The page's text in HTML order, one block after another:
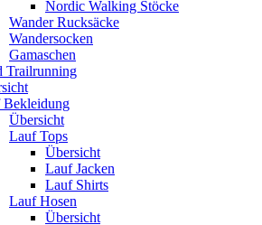
Nordic Walking Stöcke
Wander Rucksäcke
Wandersocken
Gamaschen
Trailrunning
Übersicht
Lauf Tops
Übersicht
Lauf Jacken
Lauf Shirts
Lauf Hosen
Übersicht